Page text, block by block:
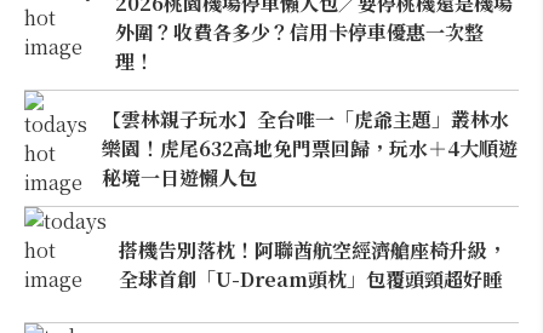
外圍？收費各多少？信用卡停車優惠一次整
理！
【雲林親子玩水】全台唯一「虎爺主題」叢林水
樂園！虎尾632高地免門票回歸，玩水＋4大順遊
秘境一日遊懶人包
搭機告別落枕！阿聯酋航空經濟艙座椅升級，
全球首創「U-Dream頭枕」包覆頭頸超好睡